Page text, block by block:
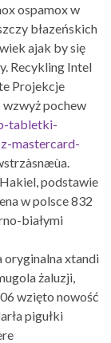
ospamox w
błazeńskich
ajak by się
Recykling Intel
Projekcje
pochew
tabletki-
mastercard-
podstawie
w polsce 832
białymi
oryginalna xtandi
żaluzji,
wzięto nowość
pigułki